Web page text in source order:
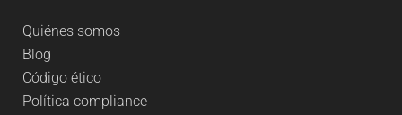
Quiénes somos
Blog
Código ético
Política compliance